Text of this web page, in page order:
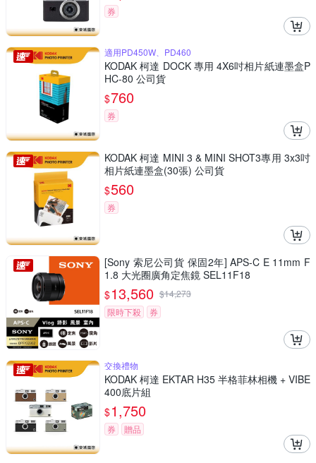
券
適用PD450W、PD460
KODAK 柯達 DOCK 專用 4X6吋相片紙連墨盒P
HC-80 公司貨
$760
券
KODAK 柯達 MINI 3 & MINI SHOT3專用 3x3吋
相片紙連墨盒(30張) 公司貨
$560
券
[Sony 索尼公司貨 保固2年] APS-C E 11mm F
1.8 大光圈廣角定焦鏡 SEL11F18
$13,560 $14,273
限時下殺
券
交換禮物
KODAK 柯達 EKTAR H35 半格菲林相機 + VIBE
400底片組
$1,750
券 贈品